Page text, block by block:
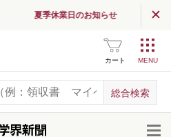
夏季休業日のお知らせ
カート